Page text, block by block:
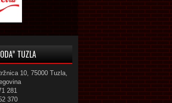
TUZLA
10, 75000 Tuzla,
281
370